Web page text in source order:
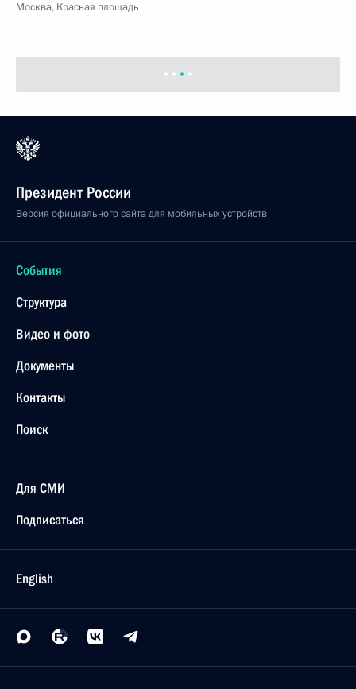
Начало встречи с главой Центрального Банка
Москва, Кремль
Начало встречи с Патриархом Московским и всея
Руси Алексием II
Москва, Кремль
Ответы на вопросы журналистов по окончании
восьми»
11 июня 2004 года, 13:29
Заявления Президента России Владимира Путина
и Президента США Джорджа Буша по итогам
двусторонней встречи
8 июня 2004 года, 10:51